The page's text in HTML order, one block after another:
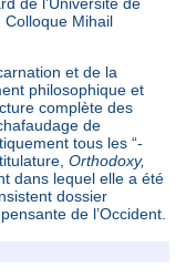
Colloque Mihail
et de la
philosophique et
complète des
de
tous les “-
Orthodoxy,
dans lequel elle a été
dossier
de l’Occident.